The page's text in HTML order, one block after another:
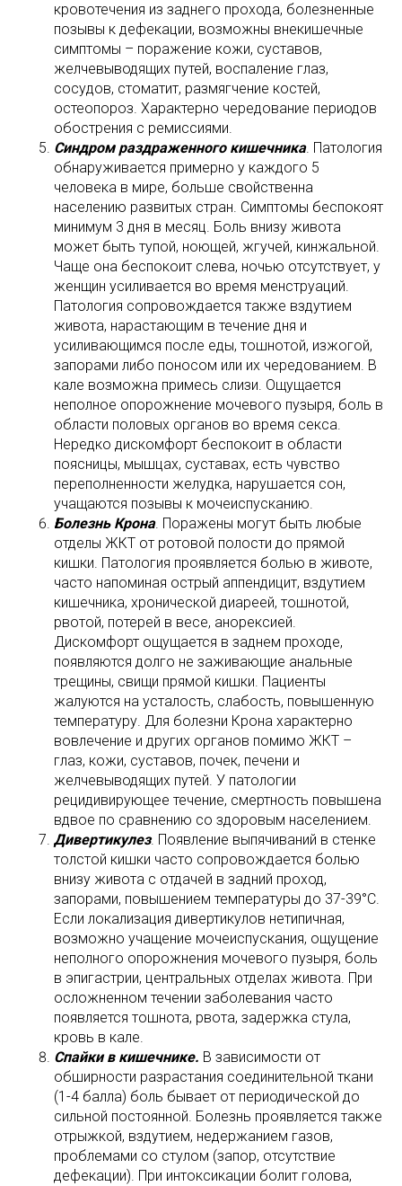
кровотечения из заднего прохода, болезненные
позывы к дефекации, возможны внекишечные
симптомы – поражение кожи, суставов,
желчевыводящих путей, воспаление глаз,
сосудов, стоматит, размягчение костей,
остеопороз. Характерно чередование периодов
обострения с ремиссиями.
Синдром раздраженного кишечника. Патология
обнаруживается примерно у каждого 5
человека в мире, больше свойственна
населению развитых стран. Симптомы беспокоят
минимум 3 дня в месяц. Боль внизу живота
может быть тупой, ноющей, жгучей, кинжальной.
Чаще она беспокоит слева, ночью отсутствует, у
женщин усиливается во время менструаций.
Патология сопровождается также вздутием
живота, нарастающим в течение дня и
усиливающимся после еды, тошнотой, изжогой,
запорами либо поносом или их чередованием. В
кале возможна примесь слизи. Ощущается
неполное опорожнение мочевого пузыря, боль в
области половых органов во время секса.
Нередко дискомфорт беспокоит в области
поясницы, мышцах, суставах, есть чувство
переполненности желудка, нарушается сон,
учащаются позывы к мочеиспусканию.
Болезнь Крона. Поражены могут быть любые
отделы ЖКТ от ротовой полости до прямой
кишки. Патология проявляется болью в животе,
часто напоминая острый аппендицит, вздутием
кишечника, хронической диареей, тошнотой,
рвотой, потерей в весе, анорексией.
Дискомфорт ощущается в заднем проходе,
появляются долго не заживающие анальные
трещины, свищи прямой кишки. Пациенты
жалуются на усталость, слабость, повышенную
температуру. Для болезни Крона характерно
вовлечение и других органов помимо ЖКТ –
глаз, кожи, суставов, почек, печени и
желчевыводящих путей. У патологии
рецидивирующее течение, смертность повышена
вдвое по сравнению со здоровым населением.
Дивертикулез. Появление выпячиваний в стенке
толстой кишки часто сопровождается болью
внизу живота с отдачей в задний проход,
запорами, повышением температуры до 37-39°C.
Если локализация дивертикулов нетипичная,
возможно учащение мочеиспускания, ощущение
неполного опорожнения мочевого пузыря, боль
в эпигастрии, центральных отделах живота. При
осложненном течении заболевания часто
появляется тошнота, рвота, задержка стула,
кровь в кале.
Спайки в кишечнике. В зависимости от
обширности разрастания соединительной ткани
(1-4 балла) боль бывает от периодической до
сильной постоянной. Болезнь проявляется также
отрыжкой, вздутием, недержанием газов,
проблемами со стулом (запор, отсутствие
дефекации). При интоксикации болит голова,